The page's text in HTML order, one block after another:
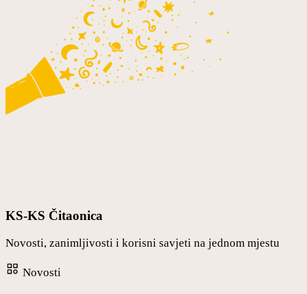
KS-KS Čitaonica
Novosti, zanimljivosti i korisni savjeti na jednom mjestu
Novosti